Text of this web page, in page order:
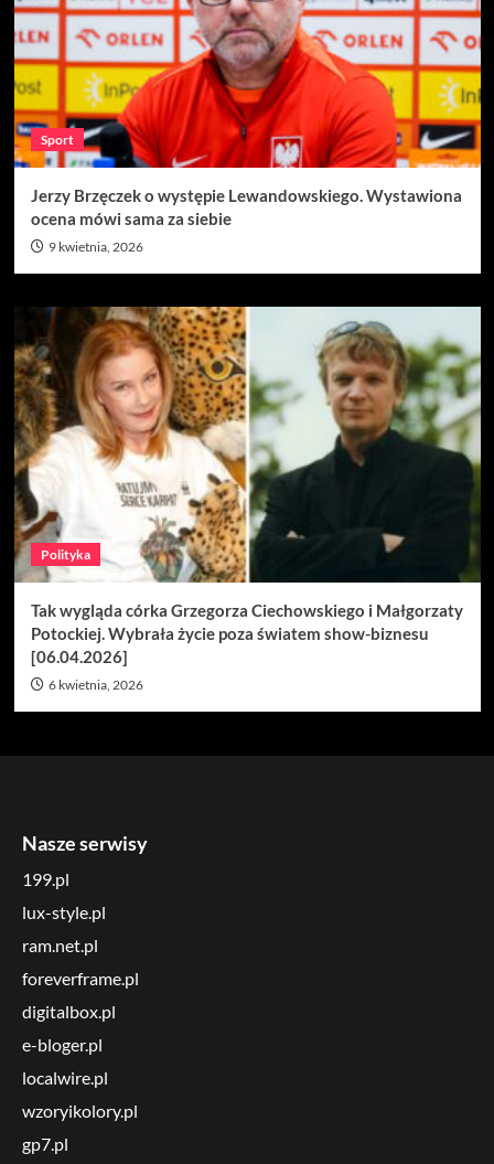
Sport
Jerzy Brzęczek o występie Lewandowskiego. Wystawiona
ocena mówi sama za siebie
9 kwietnia, 2026
Polityka
Tak wygląda córka Grzegorza Ciechowskiego i Małgorzaty
Potockiej. Wybrała życie poza światem show-biznesu
[06.04.2026]
6 kwietnia, 2026
Nasze serwisy
199.pl
lux-style.pl
ram.net.pl
foreverframe.pl
digitalbox.pl
e-bloger.pl
localwire.pl
wzoryikolory.pl
gp7.pl